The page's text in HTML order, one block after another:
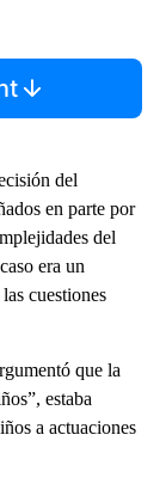
del
en parte por
del
era un
cuestiones
que la
estaba
a actuaciones